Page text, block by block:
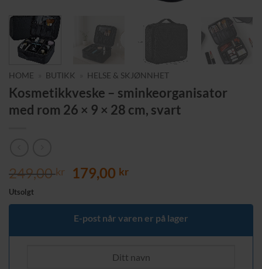
HOME BUTIKK HELSE & SKJØNNHET
Kosmetikkveske – sminkeorganisator
med rom 26 × 9 × 28 cm, svart
249,00kr
Opprinnelig
var:
249,00 kr.
179,00 krNåværende
er:
179,00 kr.
Utsolgt
E-post når varen er på lager